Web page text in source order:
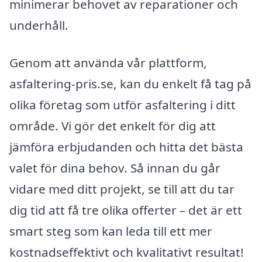
minimerar behovet av reparationer och
underhåll.
Genom att använda vår plattform,
asfaltering-pris.se, kan du enkelt få tag på
olika företag som utför asfaltering i ditt
område. Vi gör det enkelt för dig att
jämföra erbjudanden och hitta det bästa
valet för dina behov. Så innan du går
vidare med ditt projekt, se till att du tar
dig tid att få tre olika offerter – det är ett
smart steg som kan leda till ett mer
kostnadseffektivt och kvalitativt resultat!